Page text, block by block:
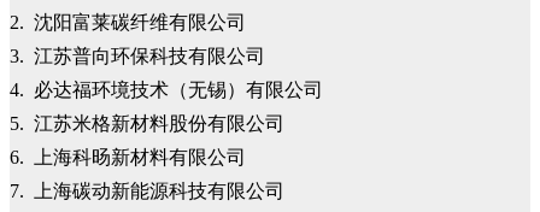
2. 沈阳富莱碳纤维有限公司
3. 江苏普向环保科技有限公司
4. 必达福环境技术（无锡）有限公司
5. 江苏米格新材料股份有限公司
6. 上海科旸新材料有限公司
7. 上海碳动新能源科技有限公司